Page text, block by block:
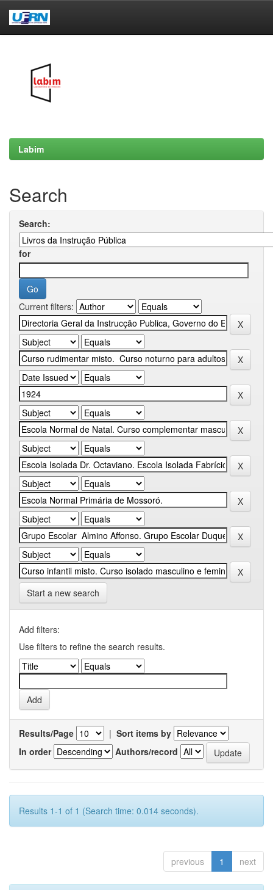
Labim
Search
Search:
for
Current filters:
Start a new search
Add filters:
Use filters to refine the search results.
Results/Page | Sort items by
In order
Authors/record
Results 1-1 of 1 (Search time: 0.014 seconds).
previous 1 next